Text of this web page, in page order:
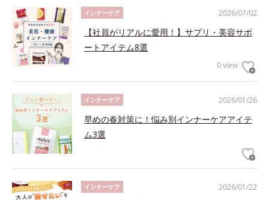
2026/07/02
インナーケア
【社員がリアルに愛用！】サプリ・美容サポ
ートアイテム8選
0 view
2026/01/26
インナーケア
早めの春対策に！悩み別インナーケアアイテ
ム3選
2026/01/22
インナーケア